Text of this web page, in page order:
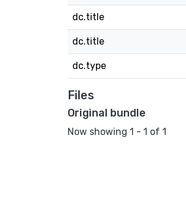
dc.title
dc.title
dc.type
Files
Original bundle
Now showing 1 - 1 of 1